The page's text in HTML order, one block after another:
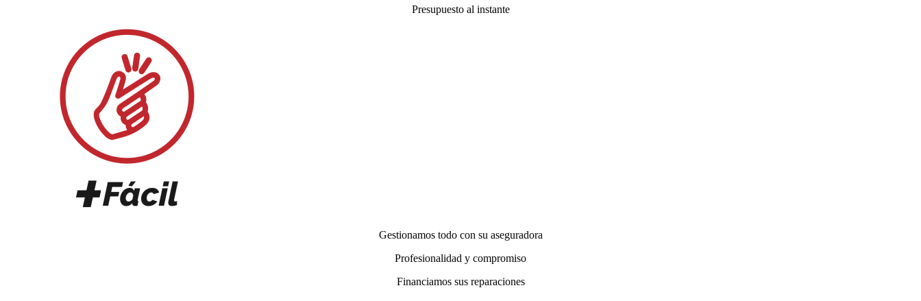
Presupuesto al instante
Gestionamos todo con su aseguradora
Profesionalidad y compromiso
Financiamos sus reparaciones